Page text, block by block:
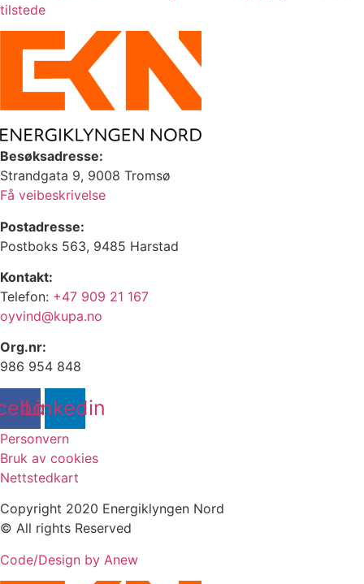
tilstede
Besøksadresse:
Strandgata 9, 9008 Tromsø
Få veibeskrivelse
Postadresse:
Postboks 563, 9485 Harstad
Kontakt:
Telefon: +47 909 21 167
oyvind@kupa.no
Org.nr:
986 954 848
Linkedin
Personvern
Bruk av cookies
Nettstedkart
Copyright 2020 Energiklyngen Nord
© All rights Reserved
Code/Design by Anew